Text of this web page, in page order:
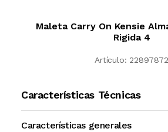
Maleta Carry On Kensie
Rigida 4
Artículo: 22897872
Características Técnicas
Características generales